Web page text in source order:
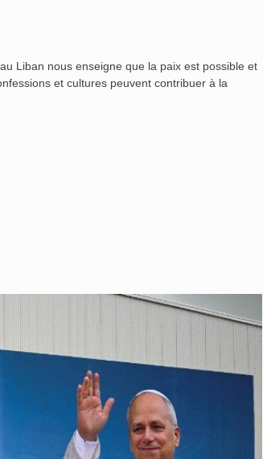
Liban nous enseigne que la paix est possible et
et cultures peuvent contribuer à la